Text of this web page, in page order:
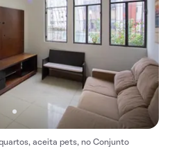
aceita pets, no Conjunto